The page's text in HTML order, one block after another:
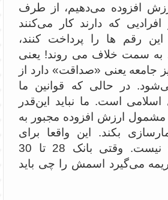
افزوده می‌دهیم، از طرف
که دارند کار می‌کنند
این رقم ها را پرداخت کنند،
به سمت خلاف می روند! یعنی
جامعه یعنی «صداقت» دارد از
در حالی که قوانین ما
است. ما نباید این‌قدر
مشمول ارزش افزوده مجبور به
بکند. این واقعا برای
کشورمان خوب نیست. وقتی بانک 28 تا 30
می‌گیرد اسمش را چی باید